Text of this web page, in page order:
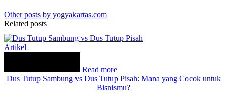
Other posts by yogyakartas.com
Related posts
Artikel
Read more
Dus Tutup Sambung vs Dus Tutup Pisah: Mana yang Cocok untuk
Bisnismu?